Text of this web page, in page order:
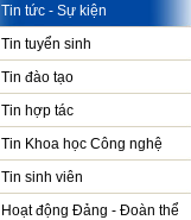
Tin tức - Sự kiện
Tin tuyển sinh
Tin đào tạo
Tin hợp tác
Tin Khoa học Công nghệ
Tin sinh viên
Hoạt động Đảng - Đoàn thể